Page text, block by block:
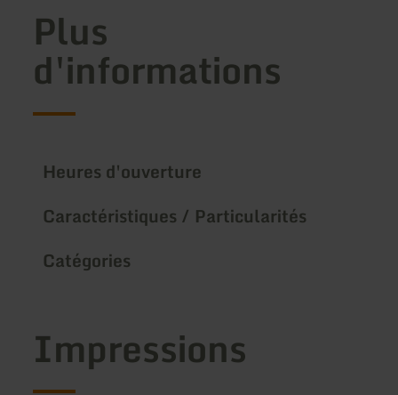
Plus
d'informations
Heures d'ouverture
Caractéristiques / Particularités
Catégories
Impressions